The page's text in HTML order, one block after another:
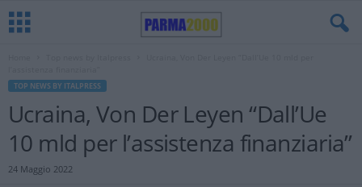
TOP NEWS BY ITALPRESS
Ucraina, Von Der Leyen “Dall’Ue
10 mld per l’assistenza finanziaria”
24 Maggio 2022